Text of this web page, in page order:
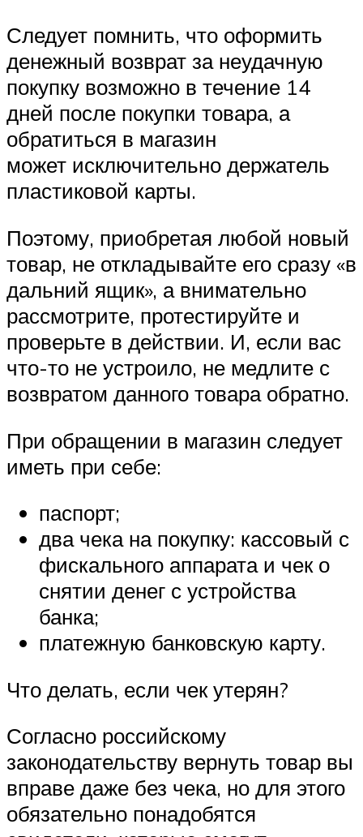
Следует помнить, что оформить
денежный возврат за неудачную
покупку возможно в течение 14
дней после покупки товара, а
обратиться в магазин
может исключительно держатель
пластиковой карты.
Поэтому, приобретая любой новый
товар, не откладывайте его сразу «в
дальний ящик», а внимательно
рассмотрите, протестируйте и
проверьте в действии. И, если вас
что-то не устроило, не медлите с
возвратом данного товара обратно.
При обращении в магазин следует
иметь при себе:
паспорт;
два чека на покупку: кассовый с
фискального аппарата и чек о
снятии денег с устройства
банка;
платежную банковскую карту.
Что делать, если чек утерян?
Согласно российскому
законодательству вернуть товар вы
вправе даже без чека, но для этого
обязательно понадобятся